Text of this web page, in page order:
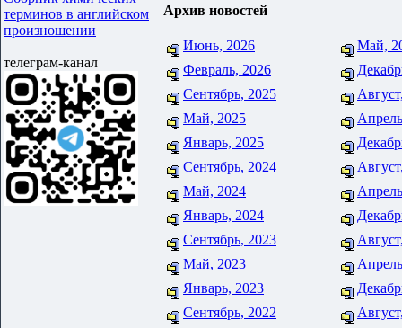
терминов в английском
произношении
телеграм-канал
Архив новостей
Июнь, 2026
Май,
Февраль, 2026
Сентябрь, 2025
Май, 2025
Январь, 2025
Сентябрь, 2024
Май, 2024
Январь, 2024
Сентябрь, 2023
Май, 2023
Январь, 2023
Сентябрь, 2022